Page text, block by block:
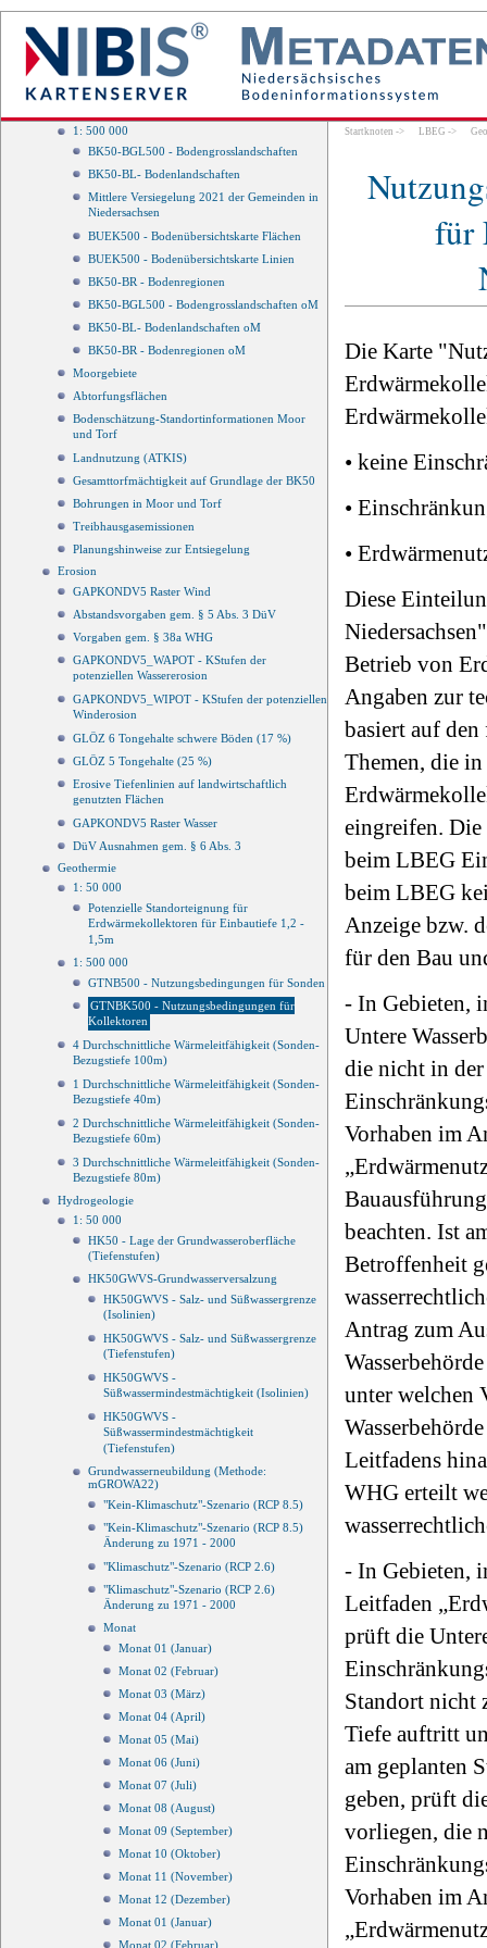
des Bodenwassers - Änderung (RCP8.5, 2031-
2060 zu 1971-2000)
BK50 - Auswertung: Denitrifikationspotenzial
BK50 - Aktueller Bodenwasservorrat [in %
nFK] (IWAN7 Dimension)
1: 500 000
BK50-BGL500 - Bodengrosslandschaften
BK50-BL- Bodenlandschaften
Mittlere Versiegelung 2021 der Gemeinden in
Niedersachsen
BUEK500 - Bodenübersichtskarte Flächen
BUEK500 - Bodenübersichtskarte Linien
BK50-BR - Bodenregionen
BK50-BGL500 - Bodengrosslandschaften oM
BK50-BL- Bodenlandschaften oM
BK50-BR - Bodenregionen oM
Moorgebiete
Abtorfungsflächen
Bodenschätzung-Standortinformationen Moor
und Torf
Landnutzung (ATKIS)
Gesamttorfmächtigkeit auf Grundlage der BK50
Bohrungen in Moor und Torf
Treibhausgasemissionen
Planungshinweise zur Entsiegelung
Erosion
GAPKONDV5 Raster Wind
Abstandsvorgaben gem. § 5 Abs. 3 DüV
Vorgaben gem. § 38a WHG
GAPKONDV5_WAPOT - KStufen der
potenziellen Wassererosion
GAPKONDV5_WIPOT - KStufen der potenziellen
Winderosion
GLÖZ 6 Tongehalte schwere Böden (17 %)
GLÖZ 5 Tongehalte (25 %)
Erosive Tiefenlinien auf landwirtschaftlich
genutzten Flächen
GAPKONDV5 Raster Wasser
DüV Ausnahmen gem. § 6 Abs. 3
Geothermie
1: 50 000
Potenzielle Standorteignung für
Erdwärmekollektoren für Einbautiefe 1,2 -
1,5m
1: 500 000
GTNB500 - Nutzungsbedingungen für Sonden
GTNBK500 - Nutzungsbedingungen für
Kollektoren
4 Durchschnittliche Wärmeleitfähigkeit (Sonden-
Bezugstiefe 100m)
1 Durchschnittliche Wärmeleitfähigkeit (Sonden-
Bezugstiefe 40m)
2 Durchschnittliche Wärmeleitfähigkeit (Sonden-
Bezugstiefe 60m)
3 Durchschnittliche Wärmeleitfähigkeit (Sonden-
Bezugstiefe 80m)
Hydrogeologie
1: 50 000
HK50 - Lage der Grundwasseroberfläche
(Tiefenstufen)
HK50GWVS-Grundwasserversalzung
HK50GWVS - Salz- und Süßwassergrenze
(Isolinien)
HK50GWVS - Salz- und Süßwassergrenze
(Tiefenstufen)
HK50GWVS -
Süßwassermindestmächtigkeit (Isolinien)
HK50GWVS -
Süßwassermindestmächtigkeit
(Tiefenstufen)
Grundwasserneubildung (Methode:
mGROWA22)
"Kein-Klimaschutz"-Szenario (RCP 8.5)
"Kein-Klimaschutz"-Szenario (RCP 8.5)
Änderung zu 1971 - 2000
"Klimaschutz"-Szenario (RCP 2.6)
"Klimaschutz"-Szenario (RCP 2.6)
Änderung zu 1971 - 2000
Monat
Monat 01 (Januar)
Monat 02 (Februar)
Monat 03 (März)
Monat 04 (April)
Monat 05 (Mai)
Monat 06 (Juni)
Monat 07 (Juli)
Monat 08 (August)
Monat 09 (September)
Monat 10 (Oktober)
Monat 11 (November)
Monat 12 (Dezember)
Monat 01 (Januar)
Monat 02 (Februar)
Startknoten -> LBEG ->
für
Die Karte
• keine
•
•
Diese
Betrieb von
Angaben zur
basiert auf
Themen, die
eingreifen. Die
beim LBEG
beim LBEG
Anzeige bzw.
für den Bau
- In Gebieten,
Untere
die nicht in
Vorhaben im
beachten. Ist
Betroffenheit
Antrag zum
unter welchen
Leitfadens
WHG erteilt
- In Gebieten,
Leitfaden
prüft die
Standort nicht
Tiefe auftritt
am geplanten
geben, prüft
vorliegen, die
Vorhaben im